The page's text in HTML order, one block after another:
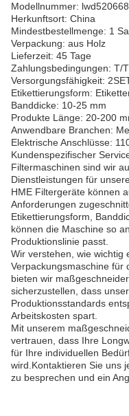
Modellnummer:
Herkunftsort: China
Mindestbestellmenge: 1
Verpackung: aus Holz
Lieferzeit: 45 Tage
Zahlungsbedingungen: T/T
Versorgungsfähigkeit:
Etikettierungsform:
Banddicke: 10-25 mm
Produkte Länge: 20-200
Anwendbare Branchen:
Elektrische Anschlüsse:
Kundenspezifischer
Filtermaschinen sind wir
Dienstleistungen für
HME Filtergeräte können
Anforderungen
Etikettierungsform,
können die Maschine so
Produktionslinie passt.
Wir verstehen, wie wichtig
Verpackungsmaschine für
bieten wir
sicherzustellen, dass
Produktionsstandards
Arbeitskosten spart.
Mit unserem
vertrauen, dass Ihre
für Ihre individuellen
wird.Kontaktieren Sie uns
zu besprechen und ein